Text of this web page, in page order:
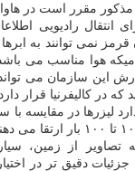
مقرر است در
انتقال رادیویی
نمی توانند به
هوا مناسب می باشد،
این سازمان می
لیزرها در مقایسه با
تصاویر از زمین،
دقیق تر در